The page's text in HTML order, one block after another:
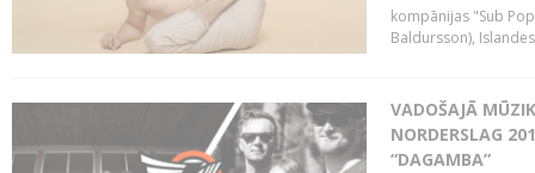
kompānijas "Sub
Baldursson),
VADOŠAJĀ
NORDERSLAG
“DAGAMBA”